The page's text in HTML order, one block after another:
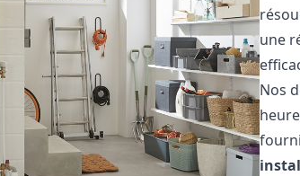
une
Nos